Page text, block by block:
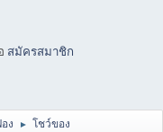
สมัครสมาชิก
ง ► โชว์ของ